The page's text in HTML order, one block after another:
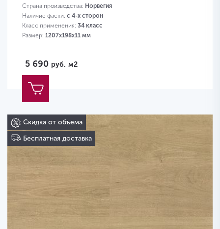
Страна производства: Норвегия
Наличие фаски: с 4-х сторон
Класс применения: 34 класс
Размер: 1207х198х11 мм
5 690 руб. м2
Скидка от объема
Бесплатная доставка